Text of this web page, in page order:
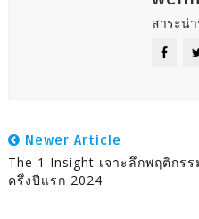
สาระน่
Newer Article
The 1 Insight เจาะลึกพฤติกร
ครึ่งปีแรก 2024